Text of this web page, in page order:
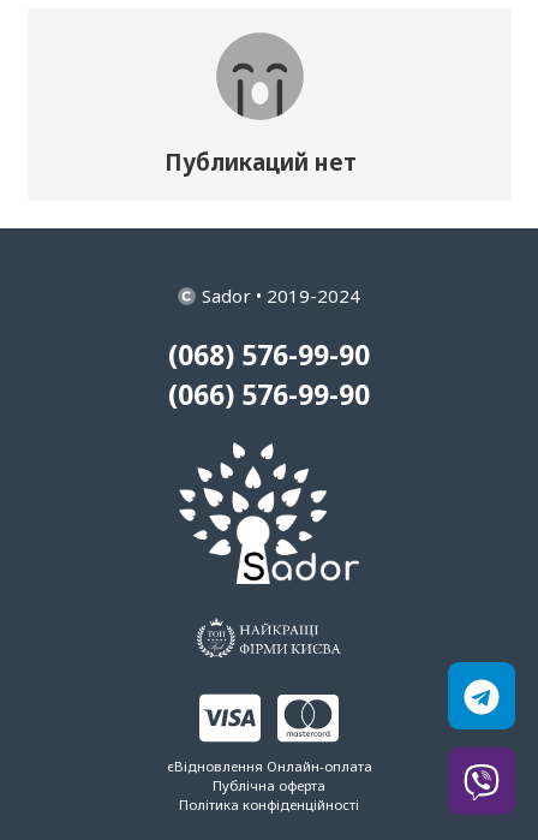
Публикаций нет
Sador • 2019-2024
(068) 576-99-90
(066) 576-99-90
єВідновлення Онлайн-оплата
Публічна оферта
Політика конфіденційності